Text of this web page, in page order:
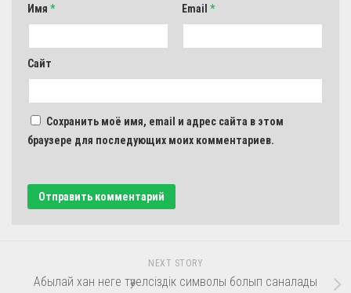
Имя * Email *
Сайт
Сохранить моё имя, email и адрес сайта в этом
браузере для последующих моих комментариев.
NEXT STORY
Абылай хан неге тәуелсіздік символы болып саналады